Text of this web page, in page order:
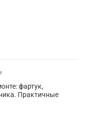
фартук,
Практичные